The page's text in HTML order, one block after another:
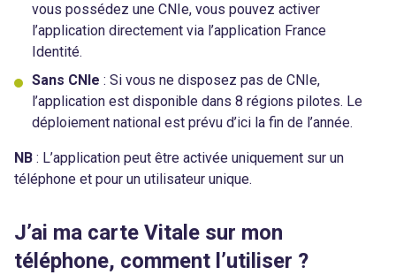
vous possédez une CNIe, vous pouvez activer
l’application directement via l’application France
Identité.
Sans CNIe : Si vous ne disposez pas de CNIe,
l’application est disponible dans 8 régions pilotes. Le
déploiement national est prévu d’ici la fin de l’année.
NB : L’application peut être activée uniquement sur un
téléphone et pour un utilisateur unique.
J’ai ma carte Vitale sur mon
téléphone, comment l’utiliser ?